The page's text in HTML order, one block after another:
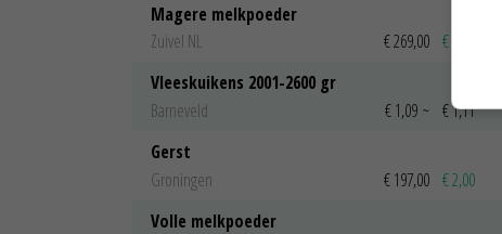
Magere melkpoeder
Zuivel NL
€ 269,00 € 7,00
Vleeskuikens 2001-2600 gr
Barneveld
€ 1,09 ~ € 1,11
Gerst
Groningen
€ 197,00 € 2,00
Volle melkpoeder